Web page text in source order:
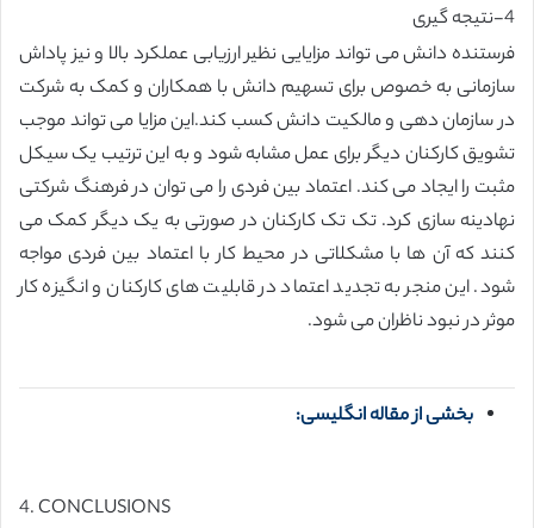
4-نتیجه گیری
فرستنده دانش می تواند مزایایی نظیر ارزیابی عملکرد بالا و نیز پاداش
سازمانی به خصوص برای تسهیم دانش با همکاران و کمک به شرکت
در سازمان دهی و مالکیت دانش کسب کند.این مزایا می تواند موجب
تشویق کارکنان دیگر برای عمل مشابه شود و به این ترتیب یک سیکل
مثبت را ایجاد می کند. اعتماد بین فردی را می توان در فرهنگ شرکتی
نهادینه سازی کرد. تک تک کارکنان در صورتی به یک دیگر کمک می
کنند که آن ها با مشکلاتی در محیط کار با اعتماد بین فردی مواجه
شود. این منجر به تجدید اعتماد در قابلیت های کارکنان و انگیزه کار
موثر در نبود ناظران می شود.
بخشی از مقاله انگلیسی:
4. CONCLUSIONS